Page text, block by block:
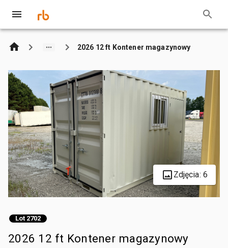
2026 12 ft Kontener magazynowy
Zdjęcia: 6
Lot 2702
2026 12 ft Kontener magazynowy